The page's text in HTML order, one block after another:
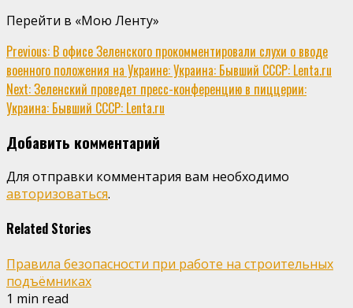
Перейти в «Мою Ленту»
Continue
Reading
Previous: В офисе Зеленского прокомментировали слухи о вводе
военного положения на Украине: Украина: Бывший СССР: Lenta.ru
Next:Зеленский проведет пресс-конференцию в пиццерии:
Украина: Бывший СССР: Lenta.ru
Добавить комментарий
Для отправки комментария вам необходимо
авторизоваться.
Related Stories
Правила безопасности при работе на строительных
подъёмниках
1 min read